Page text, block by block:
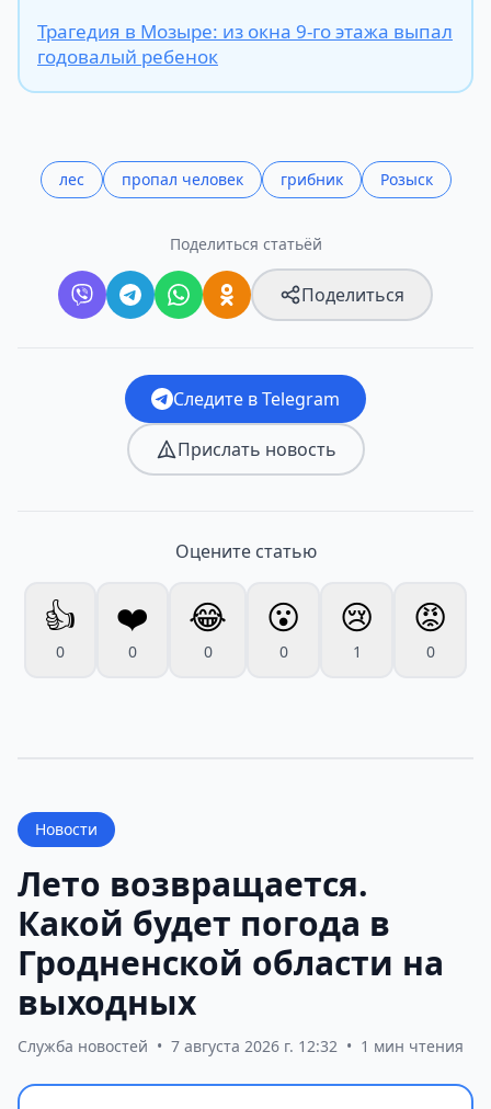
Трагедия в Мозыре: из окна 9-го этажа выпал
годовалый ребенок
лес пропал человек грибник Розыск
Поделиться статьёй
Поделиться
Следите в Telegram
Прислать новость
Оцените статью
👍
0
❤️
0
😂
0
😮
0
😢
1
😡
0
Новости
Лето возвращается.
Какой будет погода в
Гродненской области на
выходных
Служба новостей • 7 августа 2026 г. 12:32 • 1 мин чтения